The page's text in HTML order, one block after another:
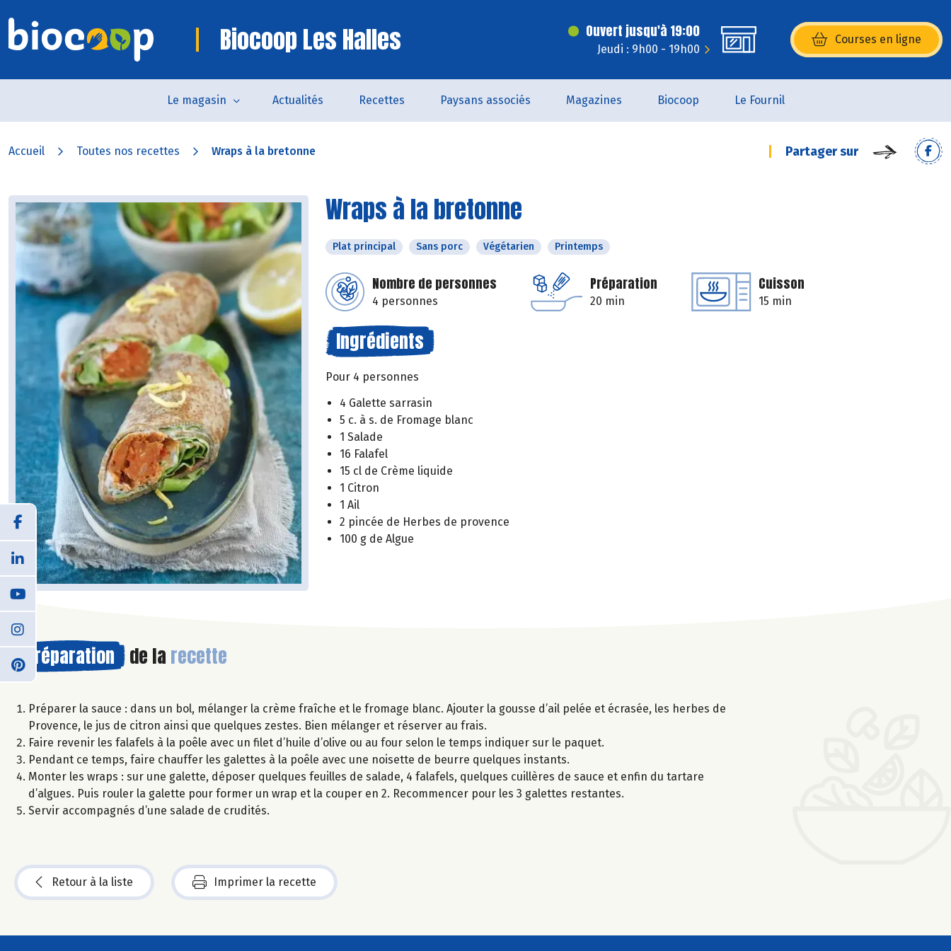
Biocoop Les Halles Ouvert jusqu'à 19:00
Jeudi : 9h00 - 19h00
Courses en ligne
(s’ouvre dans une nouvelle
Le magasin Actualités Recettes Paysans associés Magazines Biocoop Le Fournil
Accueil Toutes nos recettes Wraps à la bretonne Partager sur
Wraps à la bretonne
Plat principal Sans porc Végétarien Printemps
Nombre de personnes
4 personnes
Préparation
20 min
Cuisson
15 min
Ingrédients
Pour 4 personnes
4 Galette sarrasin
5 c. à s. de Fromage blanc
1 Salade
16 Falafel
15 cl de Crème liquide
1 Citron
1 Ail
2 pincée de Herbes de provence
100 g de Algue
Préparation de la recette
Préparer la sauce : dans un bol, mélanger la crème fraîche et le fromage blanc. Ajouter la gousse d’ail pelée et écrasée, les herbes de
Provence, le jus de citron ainsi que quelques zestes. Bien mélanger et réserver au frais.
Faire revenir les falafels à la poêle avec un filet d’huile d’olive ou au four selon le temps indiquer sur le paquet.
Pendant ce temps, faire chauffer les galettes à la poêle avec une noisette de beurre quelques instants.
Monter les wraps : sur une galette, déposer quelques feuilles de salade, 4 falafels, quelques cuillères de sauce et enfin du tartare
d’algues. Puis rouler la galette pour former un wrap et la couper en 2. Recommencer pour les 3 galettes restantes.
Servir accompagnés d’une salade de crudités.
Retour à la liste Imprimer la recette